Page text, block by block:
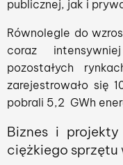
publicznej, jak i
Równolegle do
coraz
pozostałych
zarejestrowało się
pobrali 5,2 GWh
Biznes i
ciężkiego sprzętu